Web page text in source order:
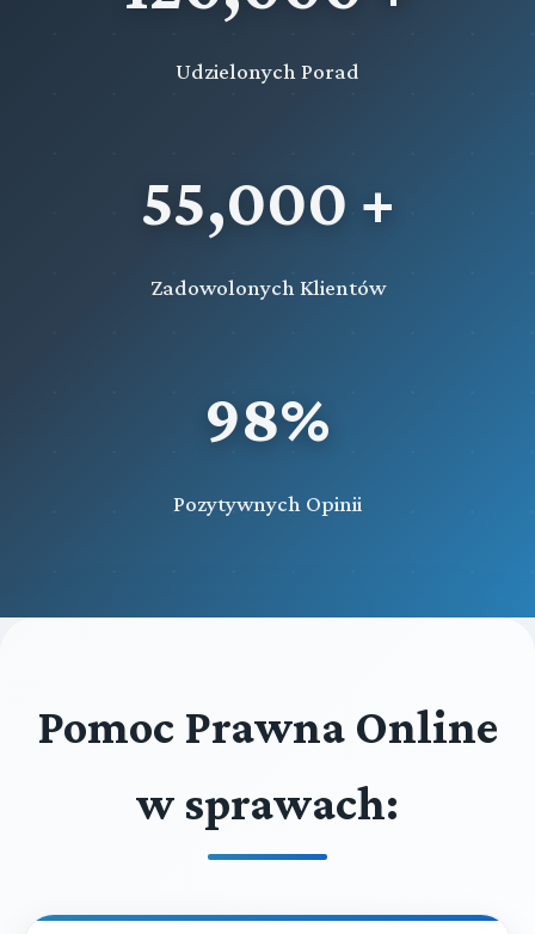
Udzielonych Porad
55,000 +
Zadowolonych Klientów
98%
Pozytywnych Opinii
Pomoc Prawna Online
w sprawach: